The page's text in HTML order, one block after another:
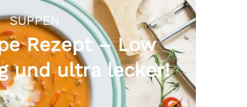
SUPPEN
Rezept – Low
und ultra lecker!